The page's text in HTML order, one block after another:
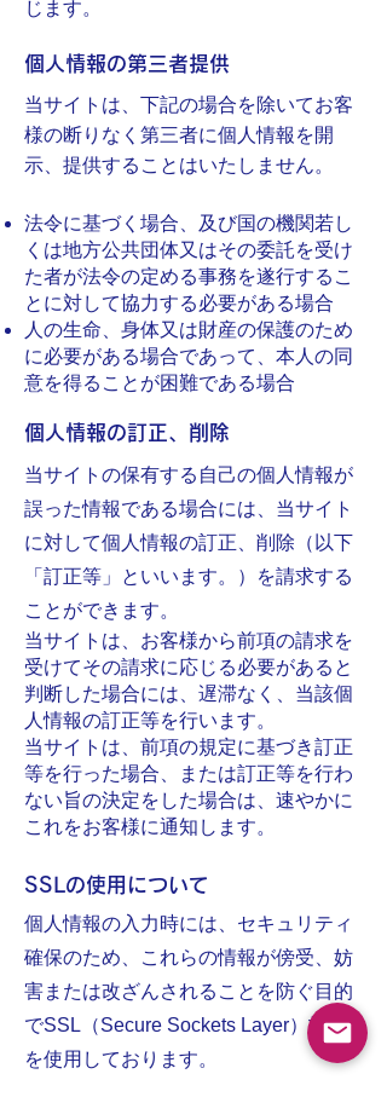
じます。
個人情報の第三者提供
当サイトは、下記の場合を除いてお客
様の断りなく第三者に個人情報を開
示、提供することはいたしません。
法令に基づく場合、及び国の機関若し
くは地方公共団体又はその委託を受け
た者が法令の定める事務を遂行するこ
とに対して協力する必要がある場合
人の生命、身体又は財産の保護のため
に必要がある場合であって、本人の同
意を得ることが困難である場合
個人情報の訂正、削除
当サイトの保有する自己の個人情報が
誤った情報である場合には、当サイト
に対して個人情報の訂正、削除（以下
「訂正等」といいます。）を請求する
ことができます。
当サイトは、お客様から前項の請求を
受けてその請求に応じる必要があると
判断した場合には、遅滞なく、当該個
人情報の訂正等を行います。
当サイトは、前項の規定に基づき訂正
等を行った場合、または訂正等を行わ
ない旨の決定をした場合は、速やかに
これをお客様に通知します。
SSLの使用について
個人情報の入力時には、セキュリティ
確保のため、これらの情報が傍受、妨
害または改ざんされることを防ぐ目的
でSSL（Secure Sockets Layer）技術
を使用しております。